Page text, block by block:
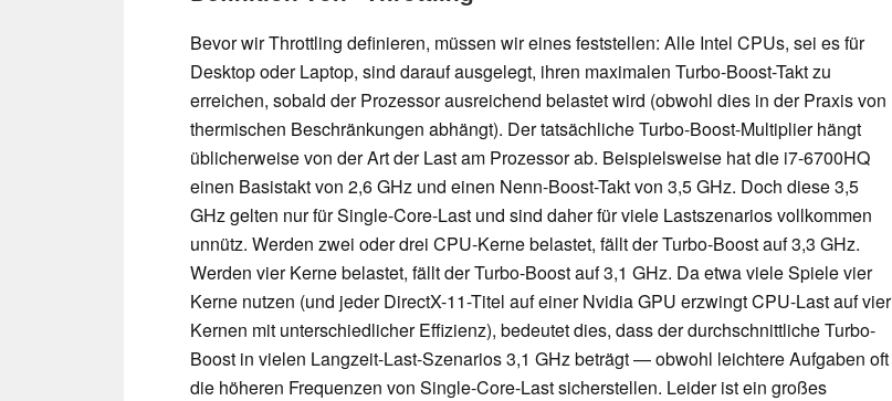
Bevor wir Throttling definieren, müssen wir eines feststellen: Alle Intel CPUs, sei es für
Desktop oder Laptop, sind darauf ausgelegt, ihren maximalen Turbo-Boost-Takt zu
erreichen, sobald der Prozessor ausreichend belastet wird (obwohl dies in der Praxis von
thermischen Beschränkungen abhängt). Der tatsächliche Turbo-Boost-Multiplier hängt
üblicherweise von der Art der Last am Prozessor ab. Beispielsweise hat die i7-6700HQ
einen Basistakt von 2,6 GHz und einen Nenn-Boost-Takt von 3,5 GHz. Doch diese 3,5
GHz gelten nur für Single-Core-Last und sind daher für viele Lastszenarios vollkommen
unnütz. Werden zwei oder drei CPU-Kerne belastet, fällt der Turbo-Boost auf 3,3 GHz.
Werden vier Kerne belastet, fällt der Turbo-Boost auf 3,1 GHz. Da etwa viele Spiele vier
Kerne nutzen (und jeder DirectX-11-Titel auf einer Nvidia GPU erzwingt CPU-Last auf vier
Kernen mit unterschiedlicher Effizienz), bedeutet dies, dass der durchschnittliche Turbo-
Boost in vielen Langzeit-Last-Szenarios 3,1 GHz beträgt — obwohl leichtere Aufgaben oft
die höheren Frequenzen von Single-Core-Last sicherstellen. Leider ist ein großes